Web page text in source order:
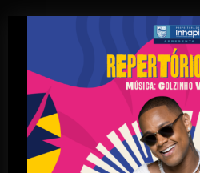
S
O
N
C
D
S